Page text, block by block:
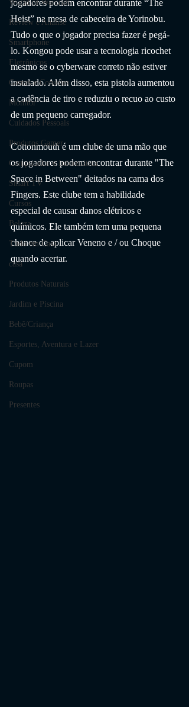
World of Warcraft
Review e Análise
Smartphone
Eletrônicos
Games e Consoles
Monitor
Cuidados Pessoais
Produtos Gamer
Computador e Informática
Smart TV
Cursos
Beleza
Tudo em Casa
casa
Produtos Naturais
Jardim e Piscina
Bebê/Criança
Esportes, Aventura e Lazer
Cupom
Roupas
Presentes
jogadores podem encontrar durante “The
Heist” na mesa de cabeceira de Yorinobu.
Tudo o que o jogador precisa fazer é pegá-
lo. Kongou pode usar a tecnologia ricochet
mesmo se o cyberware correto não estiver
instalado. Além disso, esta pistola aumentou
a cadência de tiro e reduziu o recuo ao custo
de um pequeno carregador.
Cottonmouth é um clube de uma mão que
os jogadores podem encontrar durante "The
Space in Between" deitados na cama dos
Fingers. Este clube tem a habilidade
especial de causar danos elétricos e
químicos. Ele também tem uma pequena
chance de aplicar Veneno e / ou Choque
quando acertar.